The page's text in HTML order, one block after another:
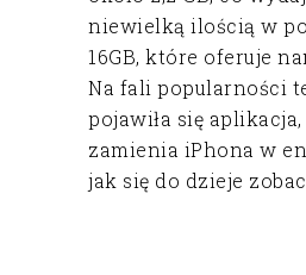
niewielką ilością w
16GB, które oferuje
Na fali popularności
pojawiła się
zamienia iPhona w
jak się do dzieje